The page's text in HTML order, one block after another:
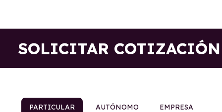
SOLICITAR COTIZACIÓN
PARTICULAR AUTÓNOMO EMPRESA